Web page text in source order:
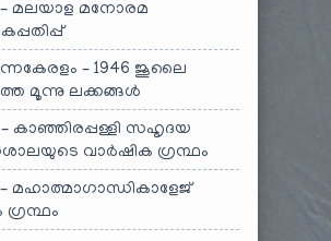
– മലയാള മനോരമ
– 1946 ജൂലൈ
മൂന്നു ലക്കങ്ങൾ
– കാഞ്ഞിരപ്പള്ളി സഹൃദയ
വാർഷിക ഗ്രന്ഥം
– മഹാത്മാഗാന്ധികാളേജ്
ഗ്രന്ഥം